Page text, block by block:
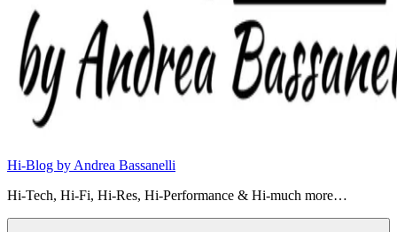
Hi-Blog by Andrea Bassanelli
Hi-Tech, Hi-Fi, Hi-Res, Hi-Performance & Hi-much more…